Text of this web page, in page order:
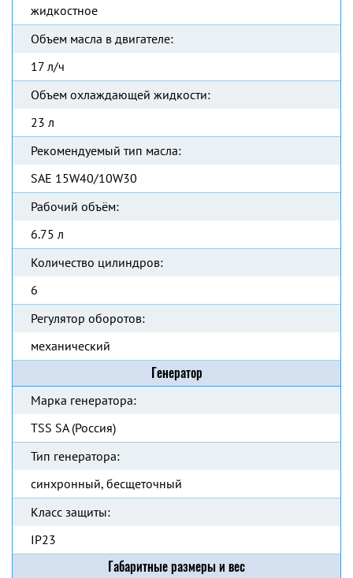
жидкостное
Объем масла в двигателе:
17 л/ч
Объем охлаждающей жидкости:
23 л
Рекомендуемый тип масла:
SAE 15W40/10W30
Рабочий объём:
6.75 л
Количество цилиндров:
6
Регулятор оборотов:
механический
Генератор
Марка генератора:
TSS SA (Россия)
Тип генератора:
синхронный, бесщеточный
Класс защиты:
IP23
Габаритные размеры и вес